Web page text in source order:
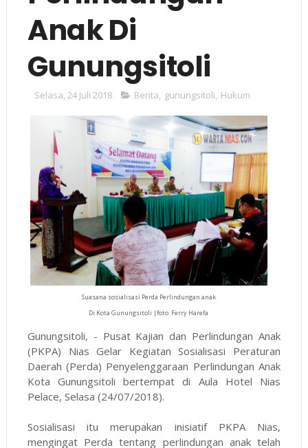
Anak Di
Gunungsitoli
Selasa, 24 Juli 2018 Berita, gunungsitoli, Hukum
Suasana sosialisasi Perda Perlindungan anak
Di Kota Gunungsitoli |foto: Ferry Harefa
Gunungsitoli, - Pusat Kajian dan Perlindungan Anak
(PKPA) Nias Gelar Kegiatan Sosialisasi Peraturan
Daerah (Perda) Penyelenggaraan Perlindungan Anak
Kota Gunungsitoli bertempat di Aula Hotel Nias
Pelace, Selasa (24/07/2018).
Sosialisasi itu merupakan inisiatif PKPA Nias,
mengingat Perda tentang perlindungan anak telah